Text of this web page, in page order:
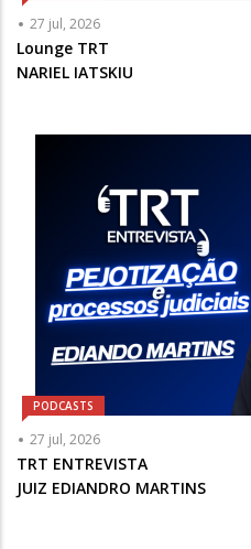
27 jul, 2026
Articulista
ou
Chamada
Lounge TRT
NARIEL IATSKIU
PODCASTS
27 jul, 2026
Articulista
ou
Chamada
TRT ENTREVISTA
JUIZ EDIANDRO MARTINS